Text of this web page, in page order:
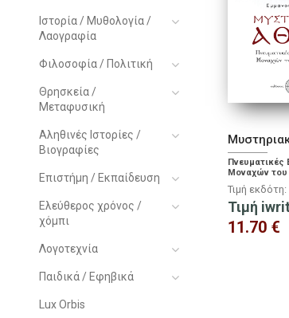
Ιστορία / Μυθολογία /
Λαογραφία
Φιλοσοφία / Πολιτική
Θρησκεία /
Μεταφυσική
Αληθινές Ιστορίες /
Βιογραφίες
Επιστήμη / Εκπαίδευση
Ελεύθερος χρόνος /
χόμπι
Λογοτεχνία
Παιδικά / Εφηβικά
Lux Orbis
Πνευματικές
Μοναχών του
Τιμή εκδότη:
Τιμή
11.70 €